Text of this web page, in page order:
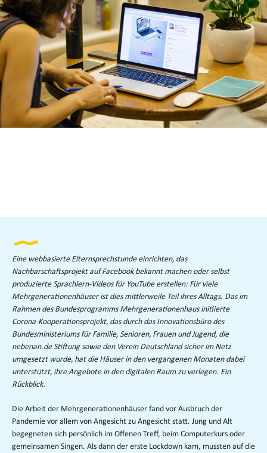
Eine webbasierte Elternsprechstunde einrichten, das
Nachbarschaftsprojekt auf Facebook bekannt machen oder selbst
produzierte Sprachlern-Videos für YouTube erstellen: Für viele
Mehrgenerationenhäuser ist dies mittlerweile Teil ihres Alltags. Das im
Rahmen des Bundesprogramms Mehrgenerationenhaus initiierte
Corona-Kooperationsprojekt, das durch das Innovationsbüro des
Bundesministeriums für Familie, Senioren, Frauen und Jugend, die
nebenan.de Stiftung sowie den Verein Deutschland sicher im Netz
umgesetzt wurde, hat die Häuser in den vergangenen Monaten dabei
unterstützt, ihre Angebote in den digitalen Raum zu verlegen. Ein
Rückblick.
Die Arbeit der Mehrgenerationenhäuser fand vor Ausbruch der
Pandemie vor allem von Angesicht zu Angesicht statt. Jung und Alt
begegneten sich persönlich im Offenen Treff, beim Computerkurs oder
gemeinsamen Singen. Als dann der erste Lockdown kam, mussten auf die